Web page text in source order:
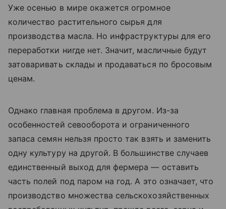
Уже осенью в мире окажется огромное
количество растительного сырья для
производства масла. Но инфраструктуры для его
переработки нигде нет. Значит, масличные будут
затоваривать склады и продаваться по бросовым
ценам.
Однако главная проблема в другом. Из-за
особенностей севооборота и ограниченного
запаса семян нельзя просто так взять и заменить
одну культуру на другой. В большинстве случаев
единственный выход для фермера — оставить
часть полей под паром на год. А это означает, что
производство множества сельскохозяйственных